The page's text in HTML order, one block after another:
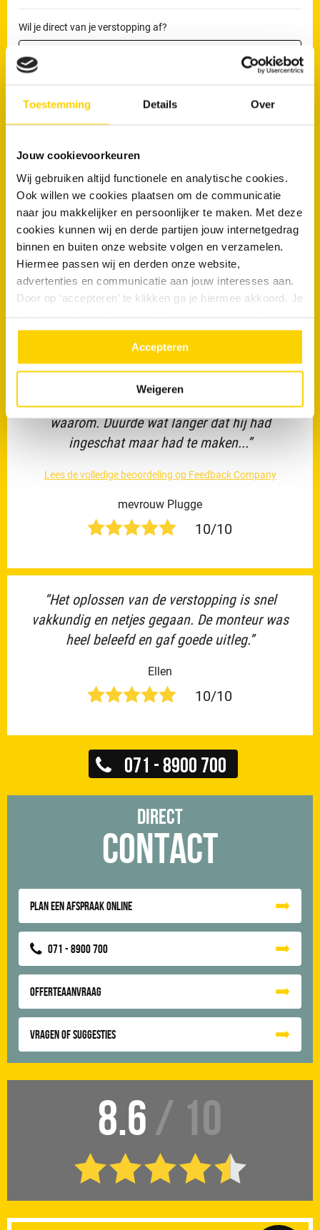
Toestemming Details Over
Jouw cookievoorkeuren
Wij gebruiken altijd functionele en analytische cookies.
Ook willen we cookies plaatsen om de communicatie
naar jou makkelijker en persoonlijker te maken. Met deze
cookies kunnen wij en derde partijen jouw internetgedrag
binnen en buiten onze website volgen en verzamelen.
Hiermee passen wij en derden onze website,
advertenties en communicatie aan jouw interesses aan.
Door op ‘accepteren’ te klikken ga je hiermee akkoord. Je
meer over in onsprivacy beleid.
Accepteren
Weigeren
Wil je direct van je verstopping af?
Maak nu een afspraak
Veelgestelde vragen
Kunnen weersomstandigheden in Bodegraven bijdragen aan
rioolproblemen?
Hebben gemeentelijke bomen invloed op particuliere
rioolaansluitingen?
Zijn er in Bodegraven specifieke omstandigheden die
verstoppingen kunnen veroorzaken?
“Medewerker was heel duidelijk en zeer
professioneel en zei ook wat hij deed en
waarom. Duurde wat langer dat hij had
ingeschat maar had te maken...”
Lees de volledige beoordeling op Feedback Company
mevrouw Plugge
10/10
“Het oplossen van de verstopping is snel
vakkundig en netjes gegaan. De monteur was
heel beleefd en gaf goede uitleg.”
Ellen
10/10
071 - 8900 700
Direct
Contact
Plan een afspraak online
071 - 8900 700
Offerteaanvraag
Vragen of suggesties
8.6 / 10